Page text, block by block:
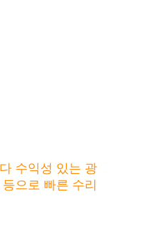
수익성 있는 광
으로 빠른 수리